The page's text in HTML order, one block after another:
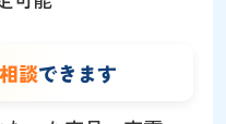
談できます